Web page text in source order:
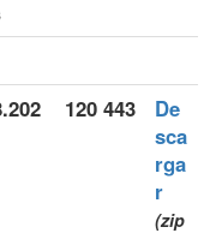
120 443
De
sca
rga
r
(zip